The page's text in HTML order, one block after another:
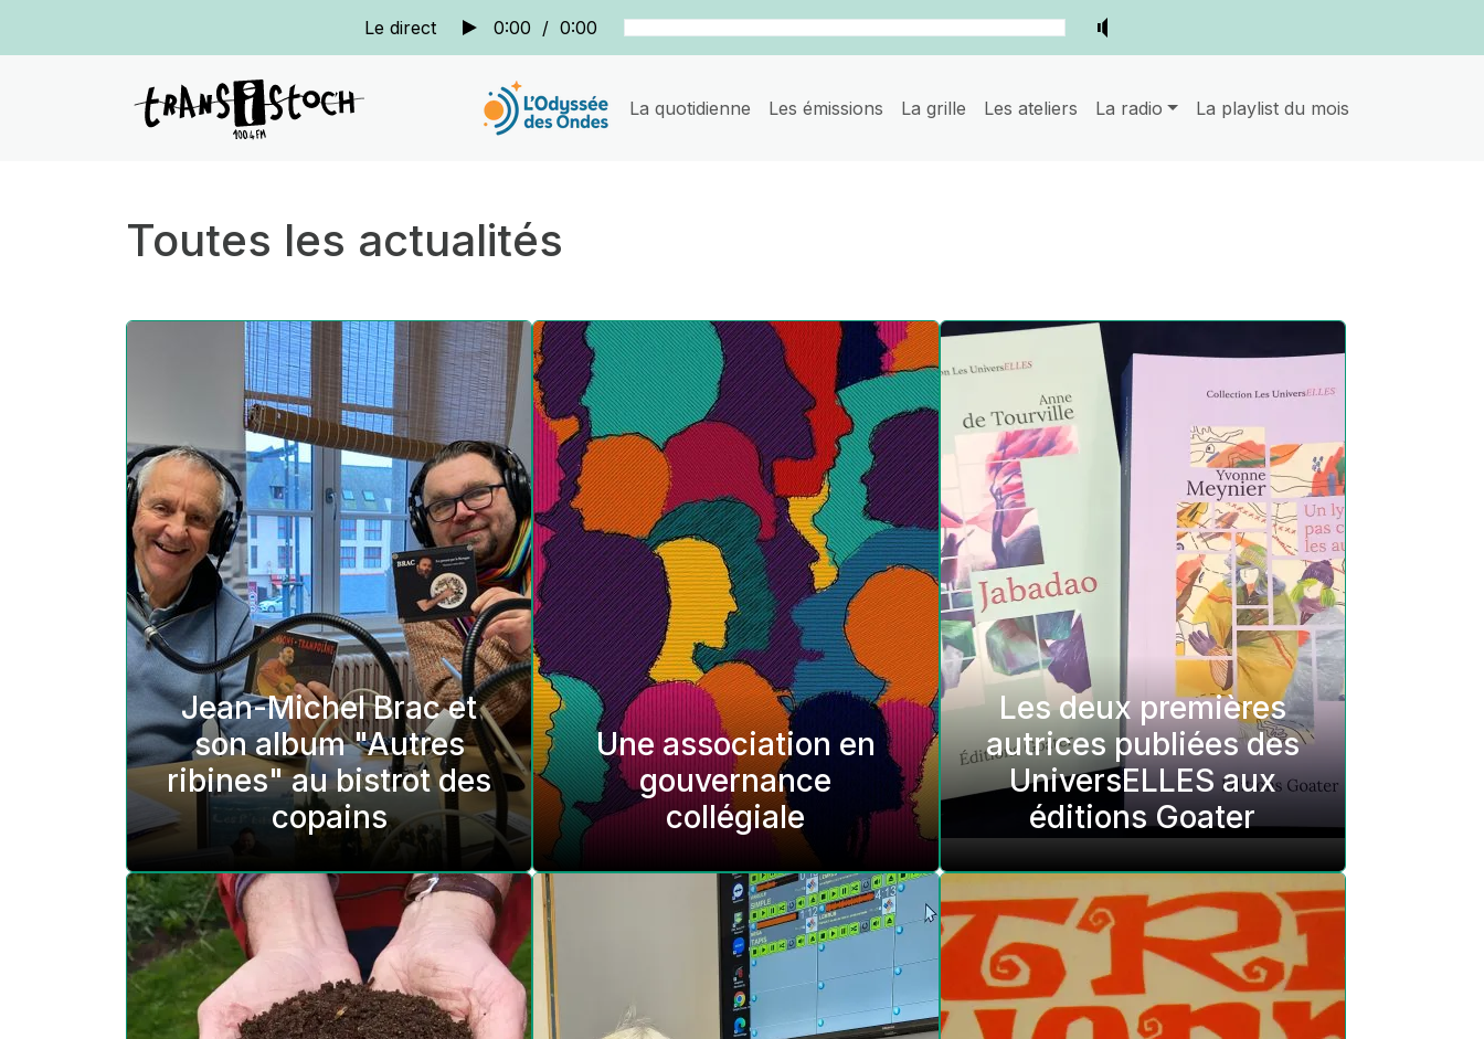
Le direct 0:00 / 0:00
La quotidienne Les émissions La grille Les ateliers La radio La playlist du mois
Toutes les actualités
Jean-Michel Brac et
son album "Autres
ribines" au bistrot des
copains
Une association en
gouvernance
collégiale
Les deux premières
autrices publiées des
UniversELLES aux
éditions Goater